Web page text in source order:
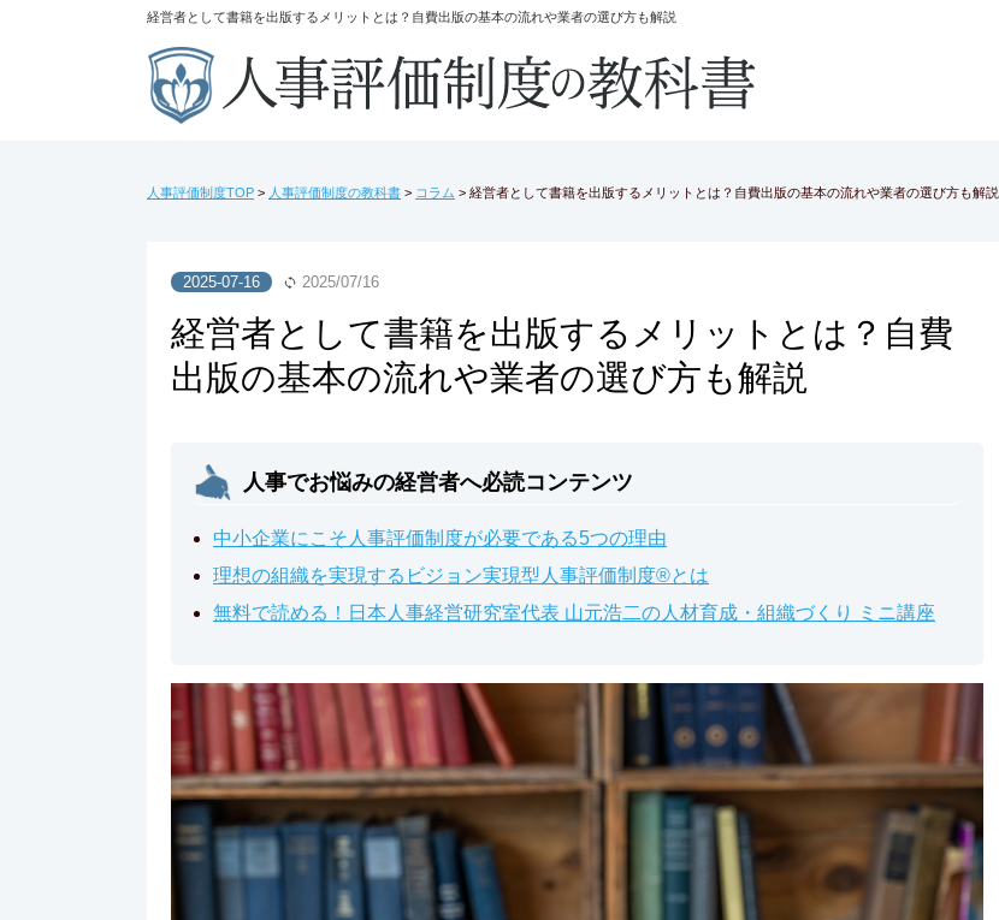
経営者として書籍を出版するメリットとは？自費出版の基本の流れや業者の選び方も解説
人事評価制度TOP > 人事評価制度の教科書 > コラム > 経営者として書籍を出版するメリットとは？自費出版の基本の流れや業者の選び方も解説
2025-07-16 2025/07/16
経営者として書籍を出版するメリットとは？自費
出版の基本の流れや業者の選び方も解説
人事でお悩みの経営者へ必読コンテンツ
中小企業にこそ人事評価制度が必要である5つの理由
理想の組織を実現するビジョン実現型人事評価制度®とは
無料で読める！日本人事経営研究室代表 山元浩二の人材育成・組織づくり ミニ講座